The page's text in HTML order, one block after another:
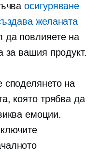
осигуряване
желаната
да повлияете на
за вашия продукт.
на
която трябва да
емоции.